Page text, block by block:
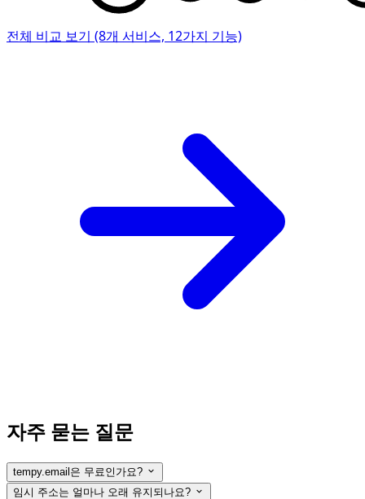
전체 비교 보기 (8개 서비스, 12가지 기능)
자주 묻는 질문
tempy.email은 무료인가요?
임시 주소는 얼마나 오래 유지되나요?